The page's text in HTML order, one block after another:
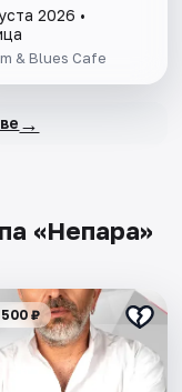
2026 •
& Blues Cafe
→
«Непара»
₽